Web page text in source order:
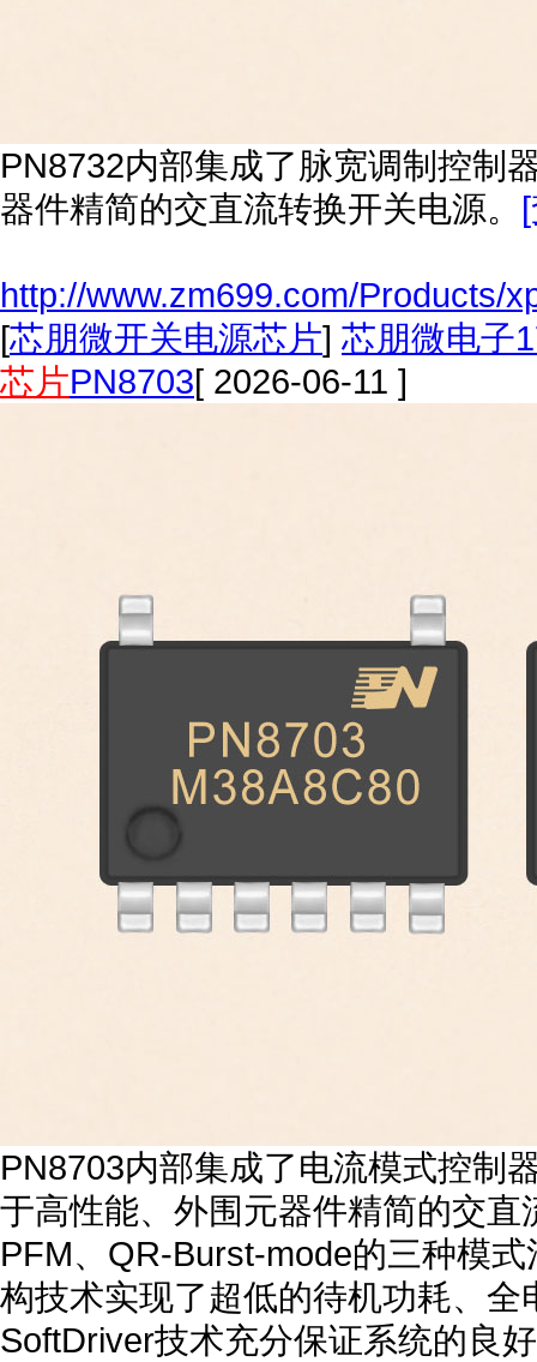
PN8732内部集成了脉宽调制控制
器件精简的交直流转换开关电源。
http://www.zm699.com/Products/
[芯朋微开关电源芯片] 芯朋微电子
芯片PN8703[ 2026-06-11 ]
PN8703内部集成了电流模式控制
于高性能、外围元器件精简的交
PFM、QR-Burst-mode的三种模
构技术实现了超低的待机功耗、
SoftDriver技术充分保证系统的良